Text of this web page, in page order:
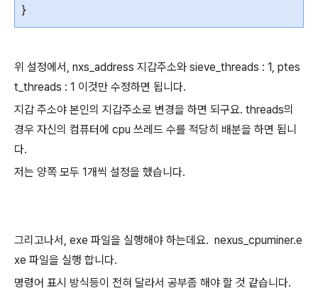
}
위 설정에서, nxs_address 지갑주소와 sieve_threads : 1, ptes
t_threads : 1 이것만 수정하면 됩니다.
지갑 주소야 본인의 지갑주소로 변경을 하면 되구요. threads의
경우 자신의 컴퓨터에 cpu 쓰레드 수를 적당히 배분을 하면 됩니
다.
저는 양쪽 모두 1개씩 설정을 했습니다.
그리고나서, exe 파일을 실행해야 하는데요. nexus_cpuminer.e
xe 파일을 실행 합니다.
명령어 표시 방식등이 전혀 달라서 공부좀 해야 할 것 같습니다.